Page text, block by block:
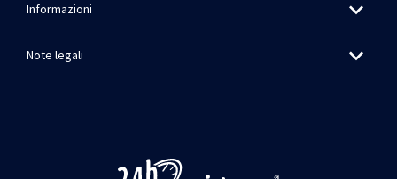
Informazioni
Note legali